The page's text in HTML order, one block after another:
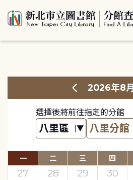
2026年8月
選擇後將前往指定的分館
一 二 三 四
27 28 29 30